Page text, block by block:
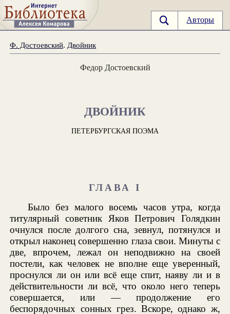
Авторы
Ф. Достоевский. Двойник
Федор Достоевский
ДВОЙНИК
ПЕТЕРБУРГСКАЯ ПОЭМА
ГЛАВА I
Было без малого восемь часов утра, когда
титулярный советник Яков Петрович Голядкин
очнулся после долгого сна, зевнул, потянулся и
открыл наконец совершенно глаза свои. Минуты с
две, впрочем, лежал он неподвижно на своей
постели, как человек не вполне еще уверенный,
проснулся ли он или всё еще спит, наяву ли и в
действительности ли всё, что около него теперь
совершается, или — продолжение его
беспорядочных сонных грез. Вскоре, однако ж,